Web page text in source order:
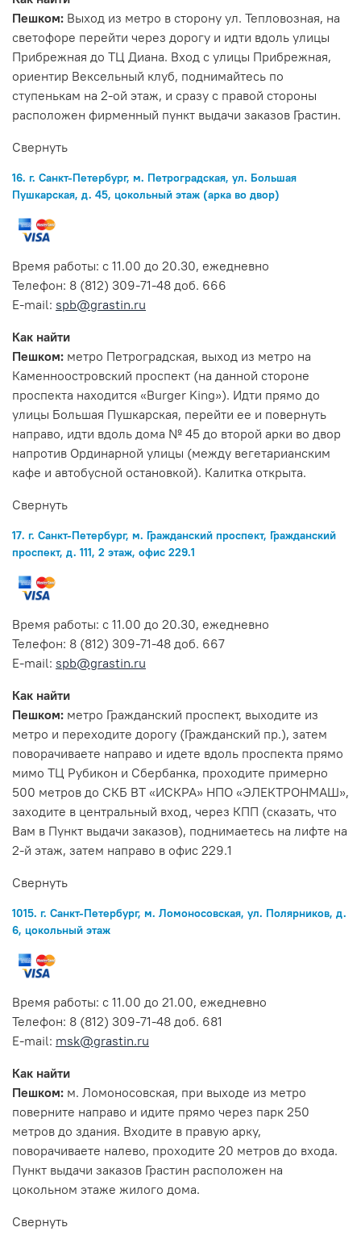
Пешком: Выход из метро в сторону ул. Тепловозная, на
светофоре перейти через дорогу и идти вдоль улицы
Прибрежная до ТЦ Диана. Вход с улицы Прибрежная,
ориентир Вексельный клуб, поднимайтесь по
ступенькам на 2-ой этаж, и сразу с правой стороны
расположен фирменный пункт выдачи заказов Грастин.
Свернуть
16. г. Санкт-Петербург, м. Петроградская, ул. Большая
Пушкарская, д. 45, цокольный этаж (арка во двор)
Время работы: с 11.00 до 20.30, ежедневно
Телефон: 8 (812) 309-71-48 доб. 666
E-mail: spb@grastin.ru
Как найти
Пешком: метро Петроградская, выход из метро на
Каменноостровский проспект (на данной стороне
проспекта находится «Burger King»). Идти прямо до
улицы Большая Пушкарская, перейти ее и повернуть
направо, идти вдоль дома № 45 до второй арки во двор
напротив Ординарной улицы (между вегетарианским
кафе и автобусной остановкой). Калитка открыта.
Свернуть
17. г. Санкт-Петербург, м. Гражданский проспект, Гражданский
проспект, д. 111, 2 этаж, офис 229.1
Время работы: с 11.00 до 20.30, ежедневно
Телефон: 8 (812) 309-71-48 доб. 667
E-mail: spb@grastin.ru
Как найти
Пешком: метро Гражданский проспект, выходите из
метро и переходите дорогу (Гражданский пр.), затем
поворачиваете направо и идете вдоль проспекта прямо
мимо ТЦ Рубикон и Сбербанка, проходите примерно
500 метров до СКБ ВТ «ИСКРА» НПО «ЭЛЕКТРОНМАШ»,
заходите в центральный вход, через КПП (сказать, что
Вам в Пункт выдачи заказов), поднимаетесь на лифте на
2-й этаж, затем направо в офис 229.1
Свернуть
1015. г. Санкт-Петербург, м. Ломоносовская, ул. Полярников, д.
6, цокольный этаж
Время работы: с 11.00 до 21.00, ежедневно
Телефон: 8 (812) 309-71-48 доб. 681
E-mail: msk@grastin.ru
Как найти
Пешком: м. Ломоносовская, при выходе из метро
поверните направо и идите прямо через парк 250
метров до здания. Входите в правую арку,
поворачиваете налево, проходите 20 метров до входа.
Пункт выдачи заказов Грастин расположен на
цокольном этаже жилого дома.
Свернуть